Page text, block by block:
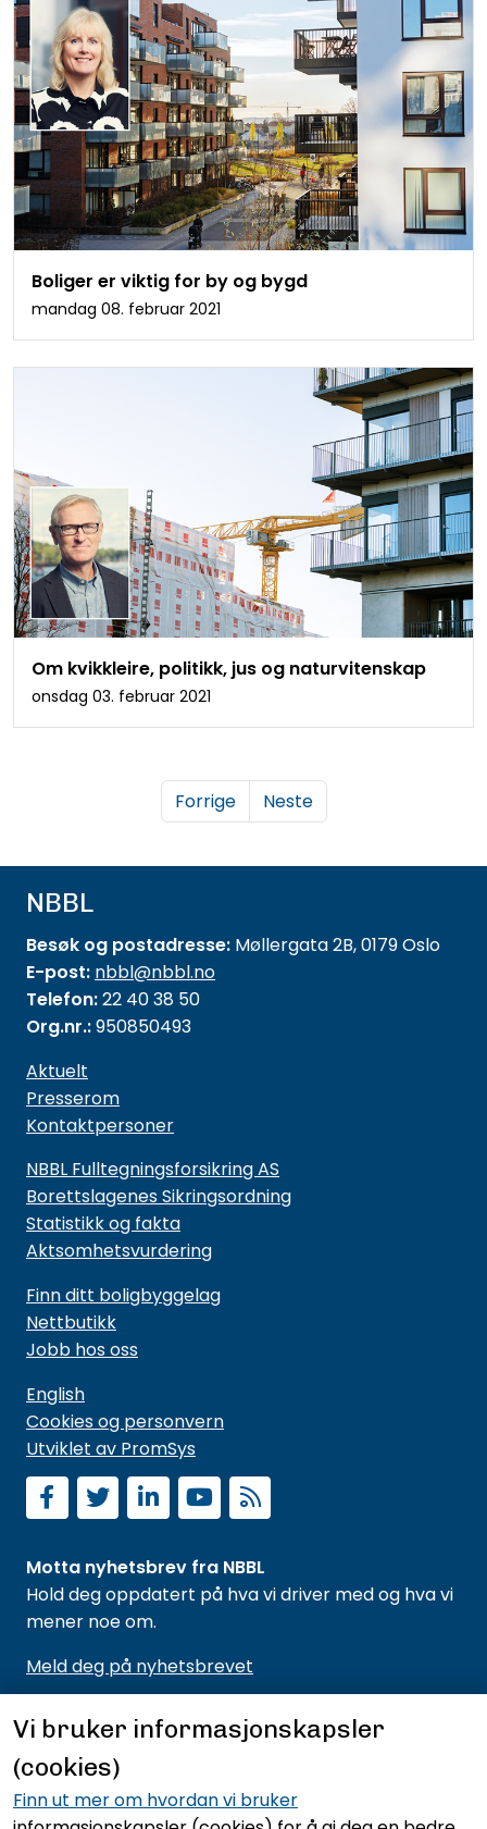
Boliger er viktig for by og bygd
mandag 08. februar 2021
Om kvikkleire, politikk, jus og naturvitenskap
onsdag 03. februar 2021
Forrige Neste
NBBL
Besøk og postadresse: Møllergata 2B, 0179 Oslo
E-post: nbbl@nbbl.no
Telefon:22 40 38 50
Org.nr.:950850493
Aktuelt
Presserom
Kontaktpersoner
NBBL Fulltegningsforsikring AS
Borettslagenes Sikringsordning
Statistikk og fakta
Aktsomhetsvurdering
Finn ditt boligbyggelag
Nettbutikk
Jobb hos oss
English
Cookies og personvern
Utviklet av PromSys
Motta nyhetsbrev fra NBBL
Hold deg oppdatert på hva vi driver med og hva vi
mener noe om.
Meld deg på nyhetsbrevet
Vi bruker informasjonskapsler
(cookies)
Finn ut mer om hvordan vi bruker